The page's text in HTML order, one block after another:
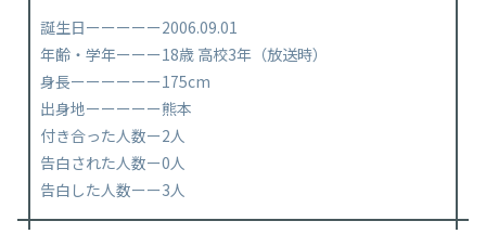
誕生日ーーーーー2006.09.01
年齢・学年ーーー18歳 高校3年（放送時）
身長ーーーーーー175cm
出身地ーーーーー熊本
付き合った人数ー2人
告白された人数ー0人
告白した人数ーー3人